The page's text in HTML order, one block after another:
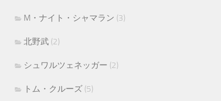
M・ナイト・シャマラン (3)
北野武 (2)
シュワルツェネッガー (2)
トム・クルーズ (5)